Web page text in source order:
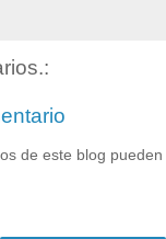
de este blog pueden